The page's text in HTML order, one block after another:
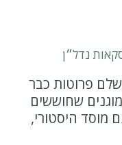
נדל״ן
פרוטות כבר
מוגנים שחוששים
מוסד היסטורי,